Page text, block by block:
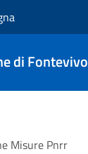
di Fontevivo
Misure Pnrr